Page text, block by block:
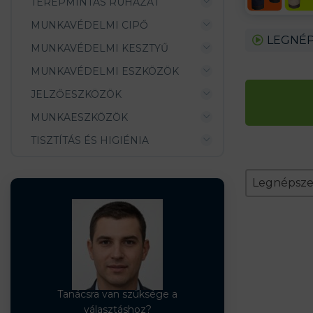
MUNKAVÉDELMI CIPŐ
MUNKAVÉDELMI KESZTYŰ
MUNKAVÉDELMI ESZKÖZÖK
JELZŐESZKÖZÖK
MUNKAESZKÖZÖK
TISZTÍTÁS ÉS HIGIÉNIA
Tanácsra van szüksége a
választáshoz?
Sort
Sort